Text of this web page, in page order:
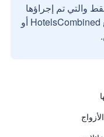
والتي تم إجراؤها
بواسطة مستخدمين حقيقيين مع HotelsCombined أو
الأزواج